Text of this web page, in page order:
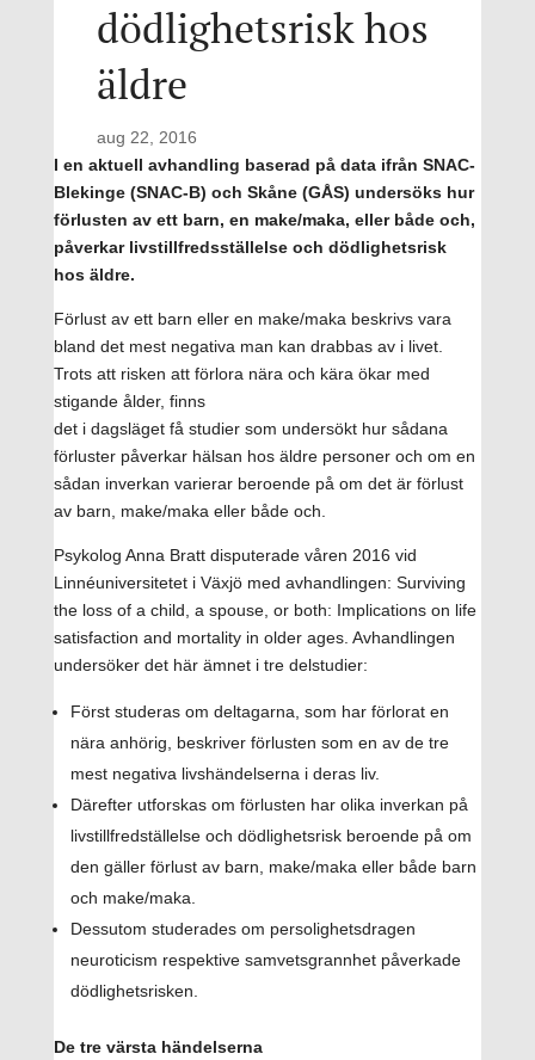
dödlighetsrisk hos
äldre
aug 22, 2016
I en aktuell avhandling baserad på data ifrån SNAC-
Blekinge (SNAC-B) och Skåne (GÅS) undersöks hur
förlusten av ett barn, en make/maka, eller både och,
påverkar livstillfredsställelse och dödlighetsrisk
hos äldre.
Förlust av ett barn eller en make/maka beskrivs vara
bland det mest negativa man kan drabbas av i livet.
Trots att risken att förlora nära och kära ökar med
stigande ålder, finns
det i dagsläget få studier som undersökt hur sådana
förluster påverkar hälsan hos äldre personer och om en
sådan inverkan varierar beroende på om det är förlust
av barn, make/maka eller både och.
Psykolog Anna Bratt disputerade våren 2016 vid
Linnéuniversitetet i Växjö med avhandlingen: Surviving
the loss of a child, a spouse, or both: Implications on life
satisfaction and mortality in older ages. Avhandlingen
undersöker det här ämnet i tre delstudier:
Först studeras om deltagarna, som har förlorat en
nära anhörig, beskriver förlusten som en av de tre
mest negativa livshändelserna i deras liv.
Därefter utforskas om förlusten har olika inverkan på
livstillfredställelse och dödlighetsrisk beroende på om
den gäller förlust av barn, make/maka eller både barn
och make/maka.
Dessutom studerades om persolighetsdragen
neuroticism respektive samvetsgrannhet påverkade
dödlighetsrisken.
De tre värsta händelserna